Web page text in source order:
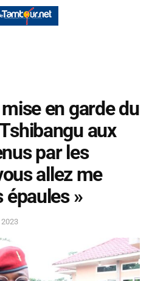
en garde du
aux
par les
allez me
»